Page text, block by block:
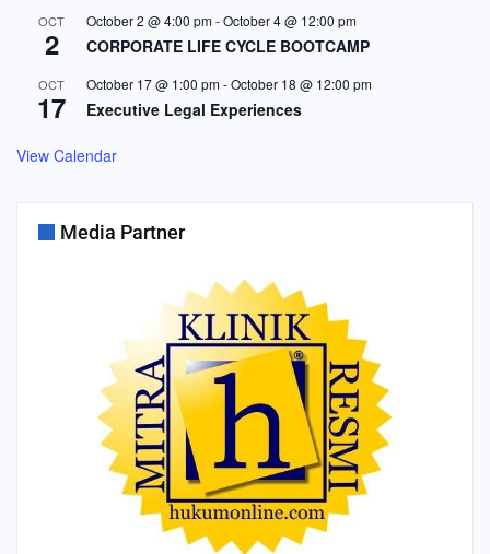
OCT
2
October 2 @ 4:00 pm-October 4 @ 12:00 pm
CORPORATE LIFE CYCLE BOOTCAMP
OCT
17
October 17 @ 1:00 pm-October 18 @ 12:00 pm
Executive Legal Experiences
View Calendar
Media Partner